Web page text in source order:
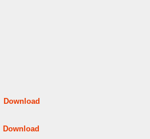
Download
Download